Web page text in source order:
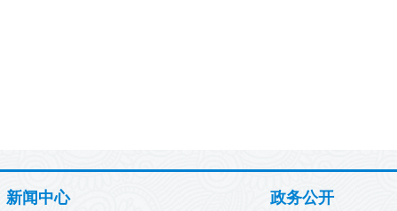
新闻中心 政务公开